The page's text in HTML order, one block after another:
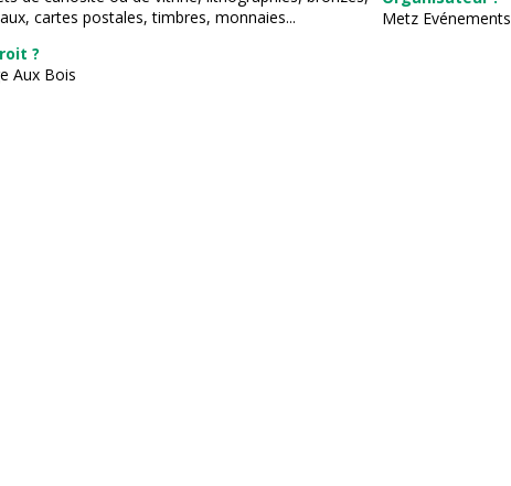
cartes postales, timbres, monnaies...
?
Aux Bois
Metz Evénements